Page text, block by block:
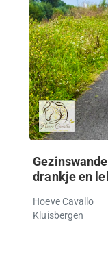
drankje en
Hoeve Cavallo
Kluisbergen